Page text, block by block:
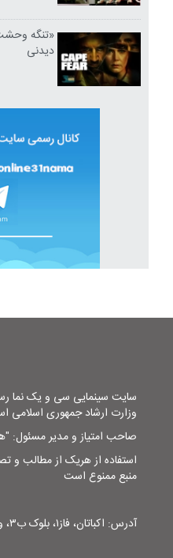
«تنگه
دیدنی
سایت سینمایی سی و یک نما
وزارت ارشاد جمهوری اسلامی
صاحب امتیاز و مدیر مسئول:
منبع ممنوع است
آدرس: اکباتان، فاز۱، بلوک ب۳، ورودی۲، شماره ۴۳